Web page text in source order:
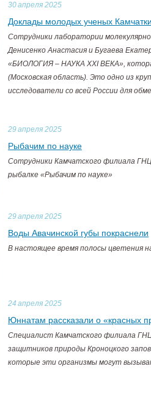
30апреля 2025
Доклады молодых ученых
Сотрудники лаборатории
Денисенко Анастасия и Бугаева
«БИОЛОГИЯ – НАУКА XXI ВЕКА»,
(Московская область). Это одно из
исследователи со всей России для
29апреля 2025
Рыбачим по науке
Сотрудники Камчатского филиала
рыбалке «Рыбачим по науке»
29апреля 2025
Воды Авачинской губы покраснели
В настоящее время полосы цветения
24 апреля 2025
Юннатам рассказали о «красных
Специалист Камчатского филиала
защитников природы Кроноцкого
которые эти организмы могут